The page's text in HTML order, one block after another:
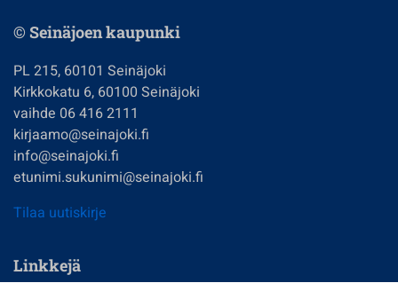
© Seinäjoen kaupunki
PL 215, 60101 Seinäjoki
Kirkkokatu 6, 60100 Seinäjoki
vaihde 06 416 2111
kirjaamo@seinajoki.fi
info@seinajoki.fi
etunimi.sukunimi@seinajoki.fi
Tilaa uutiskirje
Linkkejä